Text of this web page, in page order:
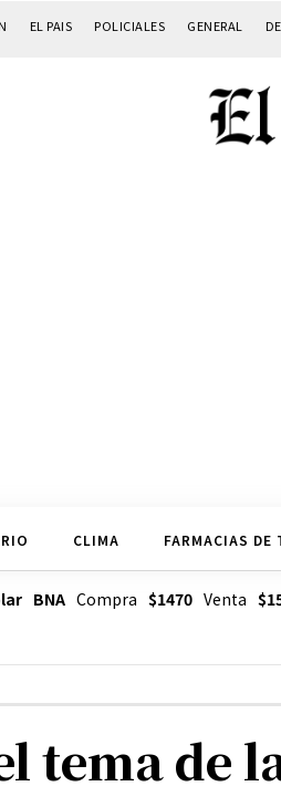
EL PAIS POLICIALES GENERAL
CLIMA FARMACIAS DE
BNACompra $1470Venta
tema de